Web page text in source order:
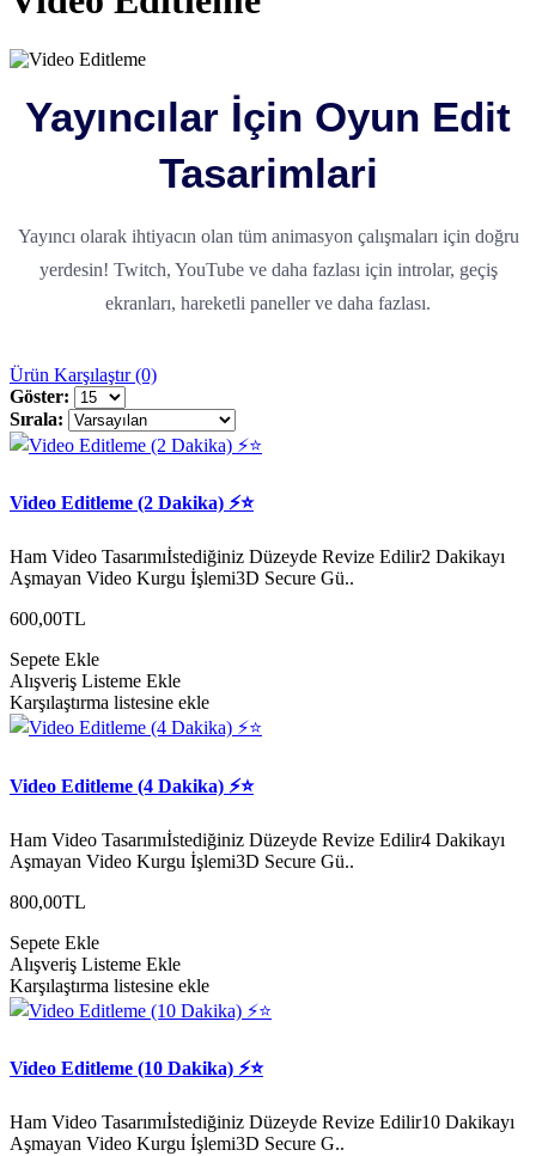
Yayıncılar İçin Oyun Edit
Tasarimlari
Yayıncı olarak ihtiyacın olan tüm animasyon çalışmaları için doğru
yerdesin! Twitch, YouTube ve daha fazlası için introlar, geçiş
ekranları, hareketli paneller ve daha fazlası.
Ürün Karşılaştır (0)
Göster:
Sırala:
Video Editleme (2 Dakika) ⚡️⭐
Ham Video Tasarımıİstediğiniz Düzeyde Revize Edilir2 Dakikayı
Aşmayan Video Kurgu İşlemi3D Secure Gü..
600,00TL
Sepete Ekle
Alışveriş Listeme Ekle
Karşılaştırma listesine ekle
Video Editleme (4 Dakika) ⚡️⭐
Ham Video Tasarımıİstediğiniz Düzeyde Revize Edilir4 Dakikayı
Aşmayan Video Kurgu İşlemi3D Secure Gü..
800,00TL
Sepete Ekle
Alışveriş Listeme Ekle
Karşılaştırma listesine ekle
Video Editleme (10 Dakika) ⚡️⭐
Ham Video Tasarımıİstediğiniz Düzeyde Revize Edilir10 Dakikayı
Aşmayan Video Kurgu İşlemi3D Secure G..